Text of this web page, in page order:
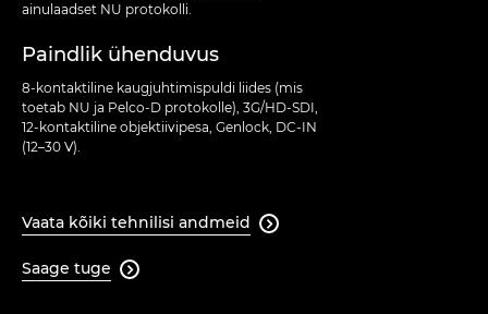
ainulaadset NU protokolli.
Paindlik ühenduvus
8-kontaktiline kaugjuhtimispuldi liides (mis
toetab NU ja Pelco-D protokolle), 3G/HD-SDI,
12-kontaktiline objektiivipesa, Genlock, DC-IN
(12–30 V).
Vaata kõiki tehnilisi andmeid 
Saage tuge 